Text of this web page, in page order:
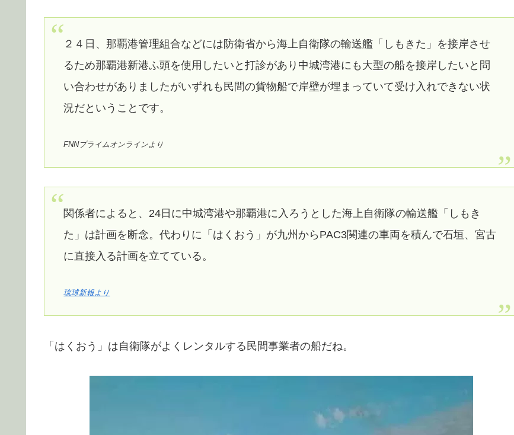
２４日、那覇港管理組合などには防衛省から海上自衛隊の輸送艦「しもきた」を接岸させ
るため那覇港新港ふ頭を使用したいと打診があり中城湾港にも大型の船を接岸したいと問
い合わせがありましたがいずれも民間の貨物船で岸壁が埋まっていて受け入れできない状
況だということです。
FNNプライムオンラインより
関係者によると、24日に中城湾港や那覇港に入ろうとした海上自衛隊の輸送艦「しもき
た」は計画を断念。代わりに「はくおう」が九州からPAC3関連の車両を積んで石垣、宮古
に直接入る計画を立てている。
琉球新報より
「はくおう」は自衛隊がよくレンタルする民間事業者の船だね。